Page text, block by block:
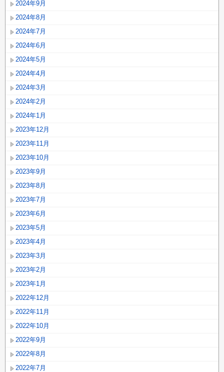
2024年9月
2024年8月
2024年7月
2024年6月
2024年5月
2024年4月
2024年3月
2024年2月
2024年1月
2023年12月
2023年11月
2023年10月
2023年9月
2023年8月
2023年7月
2023年6月
2023年5月
2023年4月
2023年3月
2023年2月
2023年1月
2022年12月
2022年11月
2022年10月
2022年9月
2022年8月
2022年7月